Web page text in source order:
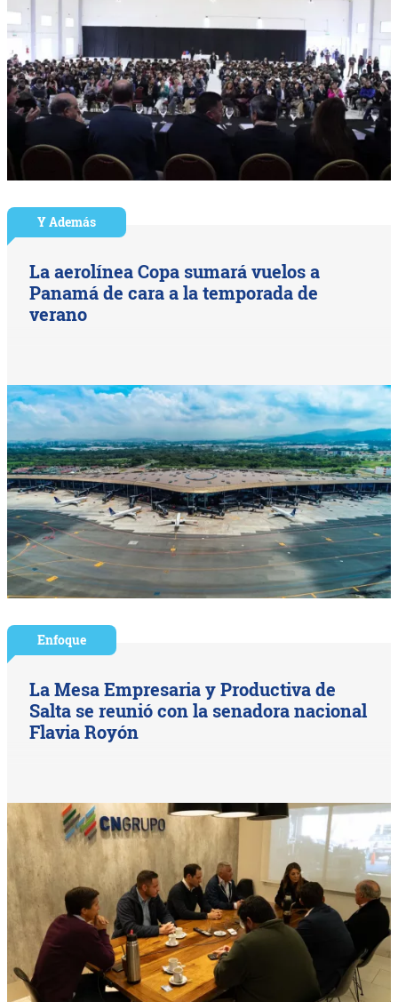
Y Además
La aerolínea Copa sumará vuelos a
Panamá de cara a la temporada de
verano
Enfoque
La Mesa Empresaria y Productiva de
Salta se reunió con la senadora nacional
Flavia Royón